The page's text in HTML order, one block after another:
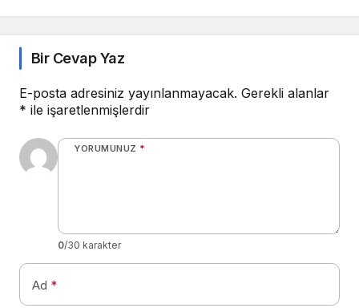
Bir Cevap Yaz
E-posta adresiniz yayınlanmayacak. Gerekli alanlar
* ile işaretlenmişlerdir
YORUMUNUZ *
0/30 karakter
Ad *